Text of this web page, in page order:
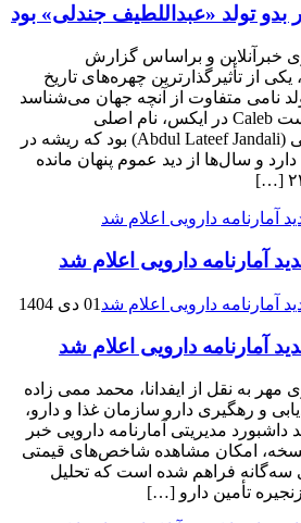
بدو تولد «عبداللطیف جندلی» بود
خبرآنلاین و براساس گزارش
از تأثیرگذارترین چهره‌های تاریخ
نامی متفاوت از آنچه جهان می‌شناسد
داشت. بر اساس پست Caleb در ایکس، نام اصلی
او عبداللطیف جندلی (Abdul Lateef Jandali) بود که ریشه در
و سال‌ها از دید عموم پنهان مانده
آمارنامه دارویی اعلام شد
01 دی 1404
آمارنامه دارویی اعلام شد
به نقل از ایفدانا، محمد ممی زاده
و رهگیری دارو سازمان غذا و دارو،
داشبورد مدیریتی آمارنامه دارویی خبر
امکان مشاهده شاخص‌های قیمتی
فراهم شده است که تحلیل
تأمین دارو […]